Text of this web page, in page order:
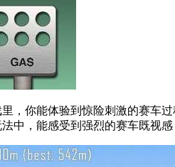
，你能体验到惊险刺激的赛车
，能感受到强烈的赛车既视